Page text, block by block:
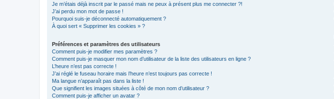
Je m’étais déjà inscrit par le passé mais ne peux à présent plus me connecter ?!
J’ai perdu mon mot de passe !
Pourquoi suis-je déconnecté automatiquement ?
À quoi sert « Supprimer les cookies » ?
Préférences et paramètres des utilisateurs
Comment puis-je modifier mes paramètres ?
Comment puis-je masquer mon nom d’utilisateur de la liste des utilisateurs en ligne ?
L’heure n’est pas correcte !
J’ai réglé le fuseau horaire mais l’heure n’est toujours pas correcte !
Ma langue n’apparaît pas dans la liste !
Que signifient les images situées à côté de mon nom d’utilisateur ?
Comment puis-je afficher un avatar ?